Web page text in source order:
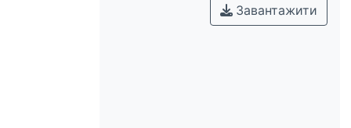
Завантажити